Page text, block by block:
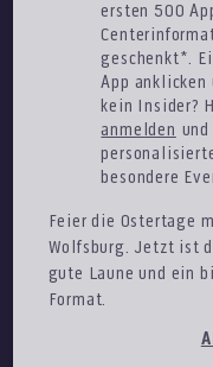
ersten 500
geschenkt*.
App anklicken
kein Insider?
anmelden
besondere
Feier die Ostertage
Wolfsburg. Jetzt ist
gute Laune und ein
Format.